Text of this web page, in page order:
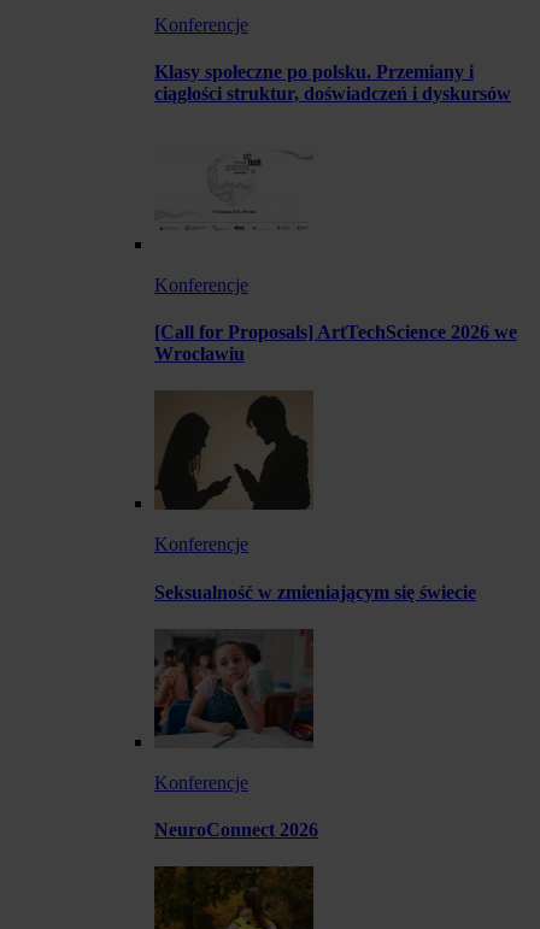
Konferencje
Klasy społeczne po polsku. Przemiany i
ciągłości struktur, doświadczeń i dyskursów
Konferencje
[Call for Proposals] ArtTechScience 2026 we
Wrocławiu
Konferencje
Seksualność w zmieniającym się świecie
Konferencje
NeuroConnect 2026